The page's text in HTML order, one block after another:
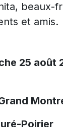
et amis.
25 août
Poirier